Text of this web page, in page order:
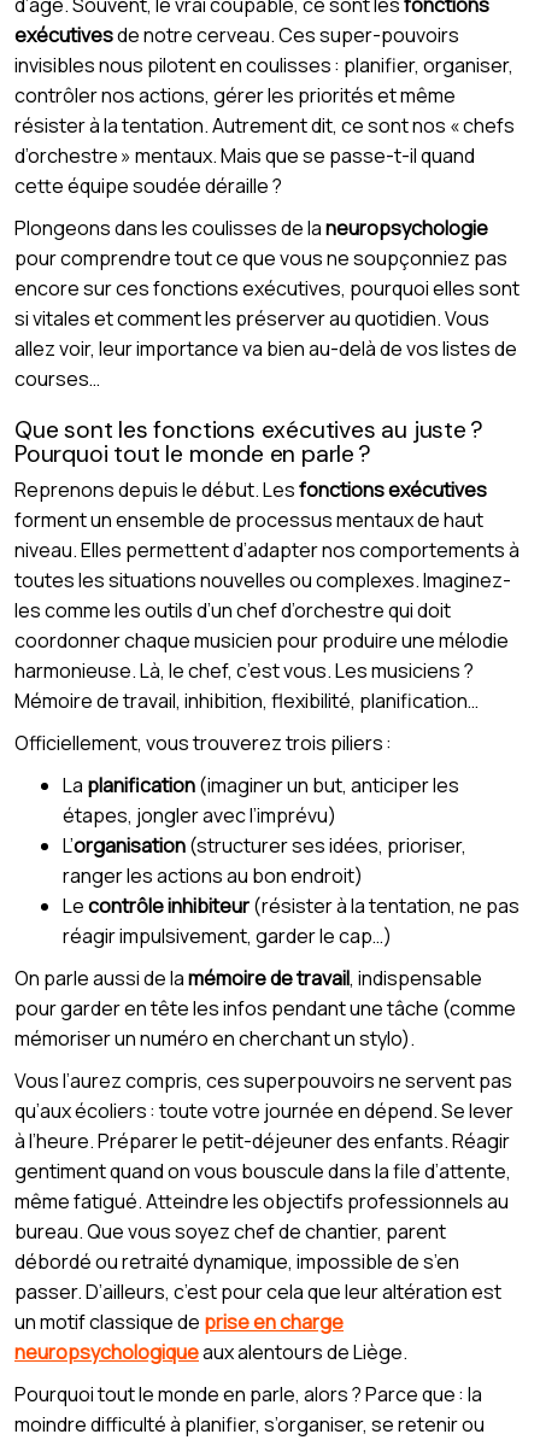
exécutivesde notre cerveau. Ces super-pouvoirs
invisibles nous pilotent en coulisses : planifier, organiser,
contrôler nos actions, gérer les priorités et même
résister à la tentation. Autrement dit, ce sont nos « chefs
d’orchestre » mentaux. Mais que se passe-t-il quand
cette équipe soudée déraille ?
Plongeons dans les coulisses de laneuropsychologie
pour comprendre tout ce que vous ne soupçonniez pas
encore sur ces fonctions exécutives, pourquoi elles sont
si vitales et comment les préserver au quotidien. Vous
allez voir, leur importance va bien au-delà de vos listes de
courses…
Que sont les fonctions exécutives au juste ?
Pourquoi tout le monde en parle ?
Reprenons depuis le début. Lesfonctions exécutives
forment un ensemble de processus mentaux de haut
niveau. Elles permettent d’adapter nos comportements à
toutes les situations nouvelles ou complexes. Imaginez-
les comme les outils d’un chef d’orchestre qui doit
coordonner chaque musicien pour produire une mélodie
harmonieuse. Là, le chef, c’est vous. Les musiciens ?
Mémoire de travail, inhibition, flexibilité, planification…
Officiellement, vous trouverez trois piliers :
La planification(imaginer un but, anticiper les
étapes, jongler avec l’imprévu)
L’organisation(structurer ses idées, prioriser,
ranger les actions au bon endroit)
Lecontrôle inhibiteur(résister à la tentation, ne pas
réagir impulsivement, garder le cap…)
On parle aussi de lamémoire de travail, indispensable
pour garder en tête les infos pendant une tâche (comme
mémoriser un numéro en cherchant un stylo).
Vous l’aurez compris, ces superpouvoirs ne servent pas
qu’aux écoliers : toute votre journée en dépend. Se lever
à l’heure. Préparer le petit-déjeuner des enfants. Réagir
gentiment quand on vous bouscule dans la file d’attente,
même fatigué. Atteindre les objectifs professionnels au
bureau. Que vous soyez chef de chantier, parent
débordé ou retraité dynamique, impossible de s’en
passer. D’ailleurs, c’est pour cela que leur altération est
un motif classique de prise en charge
neuropsychologiqueaux alentours de Liège.
Pourquoi tout le monde en parle, alors ? Parce que : la
moindre difficulté à planifier, s’organiser, se retenir ou